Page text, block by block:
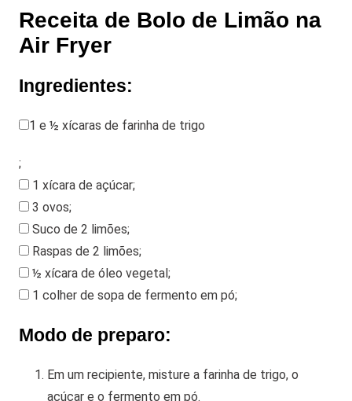
Receita de Bolo de Limão na
Air Fryer
Ingredientes:
1 e ½ xícaras de farinha de trigo
;
1 xícara de açúcar;
3 ovos;
Suco de 2 limões;
Raspas de 2 limões;
½ xícara de óleo vegetal ;
1 colher de sopa de fermento em pó;
Modo de preparo:
Em um recipiente, misture a farinha de trigo, o
açúcar e o fermento em pó.